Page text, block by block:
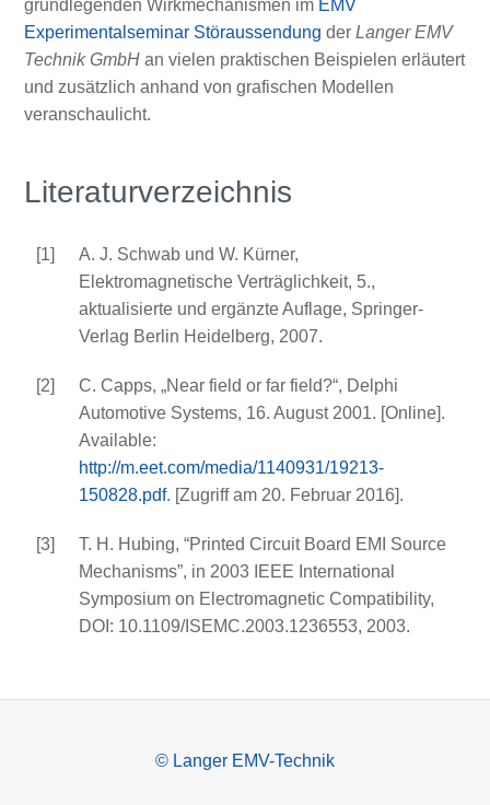
grundlegenden Wirkmechanismen im EMV
Experimentalseminar Störaussendung der Langer EMV
Technik GmbHan vielen praktischen Beispielen erläutert
und zusätzlich anhand von grafischen Modellen
veranschaulicht.
Literaturverzeichnis
[1]
A. J. Schwab und W. Kürner,
Elektromagnetische Verträglichkeit, 5.,
aktualisierte und ergänzte Auflage, Springer-
Verlag Berlin Heidelberg, 2007.
[2]
C. Capps, „Near field or far field?“, Delphi
Automotive Systems, 16. August 2001. [Online].
Available:
http://m.eet.com/media/1140931/19213-
150828.pdf. [Zugriff am 20. Februar 2016].
[3]
T. H. Hubing, “Printed Circuit Board EMI Source
Mechanisms”, in 2003 IEEE International
Symposium on Electromagnetic Compatibility,
DOI: 10.1109/ISEMC.2003.1236553, 2003.
© Langer EMV-Technik